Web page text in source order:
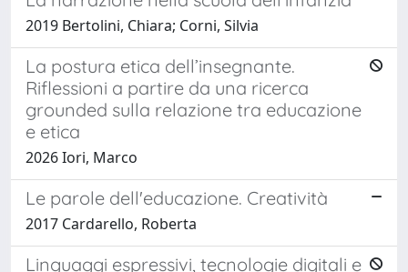
2019 Bertolini, Chiara; Corni, Silvia
La postura etica dell’insegnante.
Riflessioni a partire da una ricerca
grounded sulla relazione tra educazione
e etica
2026 Iori, Marco
Le parole dell'educazione. Creatività
2017 Cardarello, Roberta
Linguaggi espressivi, tecnologie digitali e